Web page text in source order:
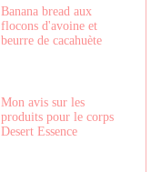
Banana bread aux
flocons d'avoine et
beurre de cacahuète
Mon avis sur les
produits pour le corps
Desert Essence